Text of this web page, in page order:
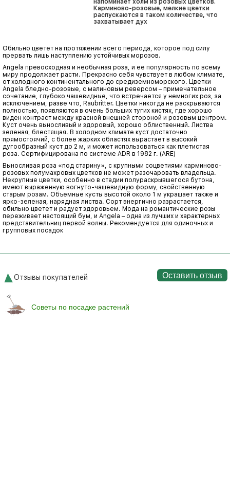
напоминает холм из розовых цветков.
Карминово-розовые, мелкие цветки
распускаются в таком количестве, что
захватывает дух
Обильно цветет на протяжении всего периода, которое под силу
прервать лишь наступлению устойчивых морозов.
Angela превосходная и необычная роза, и ее популярность по всему
миру продолжает расти. Прекрасно себя чувствует в любом климате,
от холодного континентального до средиземноморского. Цветки
Angela бледно-розовые, с малиновым реверсом – примечательное
сочетание, глубоко чашевидные, что встречается у немногих роз, за
исключением, разве что, Raubritter. Цветки никогда не раскрываются
полностью, появляются в очень больших тугих кистях, где хорошо
виден контраст между красной внешней стороной и розовым центром.
Куст очень выносливый и здоровый, хорошо облиственный. Листва
зеленая, блестящая. В холодном климате куст достаточно
прямостоячий, с более жарких областях вырастает в высокий
дугообразный куст до 2 м, и может использоваться как плетистая
роза. Сертифицирована по системе ADR в 1982 г. (ARE)
Выносливая роза «под старину», с крупными соцветиями карминово-
розовых полумахровых цветков не может разочаровать владельца.
Некрупные цветки, особенно в стадии полураскрывшегося бутона,
имеют выраженную вогнуто-чашевидную форму, свойственную
старым розам. Объемные кусты высотой около 1 м украшает также и
ярко-зеленая, нарядная листва. Сорт энергично разрастается,
обильно цветет и радует здоровьем. Мода на романтические розы
переживает настоящий бум, и Angela – одна из лучших и характерных
представительниц первой волны. Рекомендуется для одиночных и
групповых посадок
Оставить отзыв
Отзывы покупателей
Советы по посадке растений